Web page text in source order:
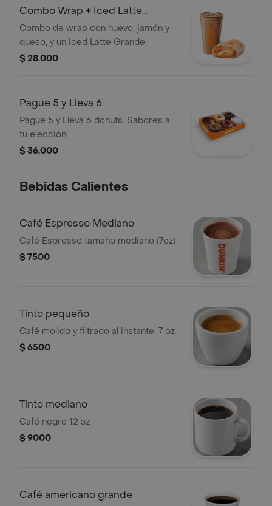
Combo Wrap + Iced Latte
Grande
Combo de wrap con huevo, jamón y
queso, y un Iced Latte Grande.
$ 28.000
Pague 5 y Lleva 6
Pague 5 y Lleva 6 donuts. Sabores a
tu elección.
$ 36.000
Bebidas Calientes
Café Espresso Mediano
Café Espresso tamaño mediano (7oz)
$ 7500
Tinto pequeño
Café molido y filtrado al instante. 7 oz
$ 6500
Tinto mediano
Café negro 12 oz
$ 9000
Café americano grande